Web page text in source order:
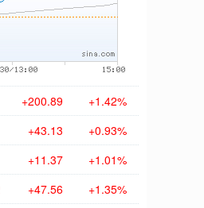
+200.89 +1.42%
+43.13 +0.93%
+11.37 +1.01%
+47.56 +1.35%